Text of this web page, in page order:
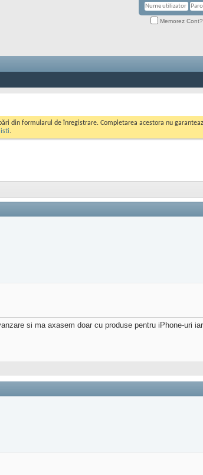
Memorez Cont?
din formularul de înregistrare. Completarea acestora nu
.
si ma axasem doar cu produse pentru iPhone-uri